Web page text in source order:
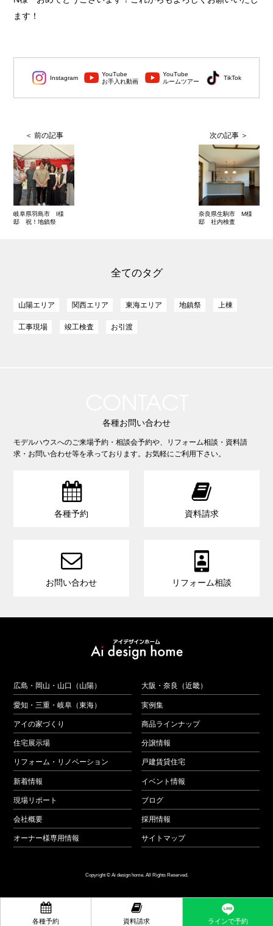

各種予約

資料請求 ラインで予約
ます！
Instagram
YouTube
お手入れ動画
YouTube
ルームツアー
TikTok
岐阜県羽島市 I様
邸 祝！地鎮祭
奈良県生駒市 M様
邸 社内検査
全てのタグ
山陽エリア 関西エリア 東海エリア 地鎮祭 上棟
工事現場 竣工検査 お引渡
各種お問い合わせ
モデルハウスへのご来場予約・相談会予約や、リフォーム相談・資料請
求・お問い合わせ等を承っております。お気軽にご利用下さい。

各種予約

資料請求

お問い合わせ

リフォーム相談
広島・岡山・山口（山陽） 大阪・奈良（近畿）
愛知・三重・岐阜（東海） 実例集
アイの家づくり 商品ラインナップ
住宅展示場 分譲情報
リフォーム・リノベーション 戸建賃貸住宅
新着情報 イベント情報
現場リポート ブログ
会社概要 採用情報
オーナー様専用情報 サイトマップ
Copyright © Ai design home. All Rights Reserved.